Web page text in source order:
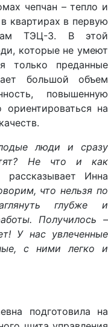
чепчан – тепло и
квартирах в первую
ТЭЦ-3. В этой
которые не умеют
только преданные
большой объем
повышенную
на
люди и сразу
Не что и как
рассказывает Инна
что нельзя по
глубже и
Получилось –
У нас увлеченные
с ними легко и
подготовила на